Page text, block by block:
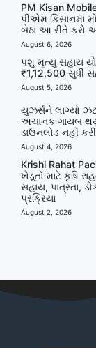
PM Kisan
પીએમ કિસાનમાં
બેઠા આ રીતે કરો
August 6, 2026
પશુ મૃત્યુ સહાય
₹1,12,500 સુધી
August 5, 2026
યુઝર્સને લાગ્યો
અચાનક ગાયબ
ડાઉનલોડ નહીં
August 4, 2026
Krishi Rahat
ખેડૂતો માટે કૃષિ
સહાય, પાત્રતા,
પ્રક્રિયા
August 2, 2026